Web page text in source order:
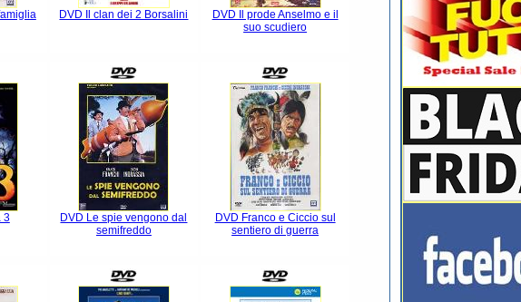
DVD Il clan dei 2 Borsalini
DVD Il prode Anselmo e il
suo scudiero
3
DVD Le spie vengono dal
semifreddo
DVD Franco e Ciccio sul
sentiero di guerra